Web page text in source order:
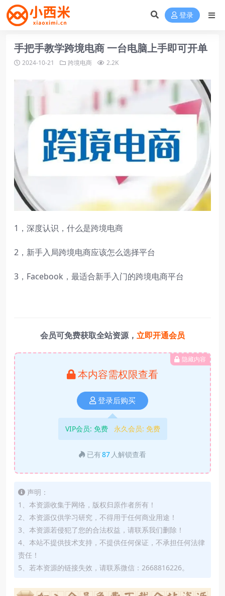
登录
手把手教学跨境电商 一台电脑上手即可开单
2024-10-21 跨境电商 2.2K
1，深度认识，什么是跨境电商
2，新手入局跨境电商应该怎么选择平台
3，Facebook，最适合新手入门的跨境电商平台
会员可免费获取全站资源， 立即开通会员
隐藏内容
本内容需权限查看
登录后购买
VIP会员: 免费 永久会员: 免费
已有87 人解锁查看
声明：
1、本资源收集于网络，版权归原作者所有！
2、本资源仅供学习研究，不得用于任何商业用途！
3、本资源若侵犯了您的合法权益，请联系我们删除！
4、本站不提供技术支持，不提供任何保证，不承担任何法律
责任！
5、若本资源的链接失效，请联系微信：2668816226。